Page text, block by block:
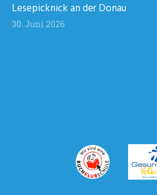
Lesepicknick an der Donau
30. Juni 2026